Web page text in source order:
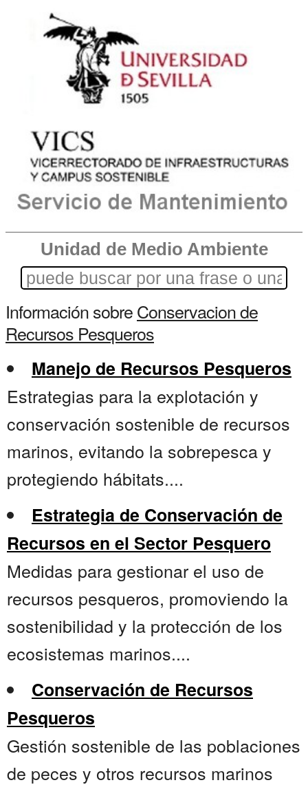
Unidad de Medio Ambiente
Información sobreConservacion de
Recursos Pesqueros
Manejo de Recursos Pesqueros
Estrategias para la explotación y
conservación sostenible de recursos
marinos, evitando la sobrepesca y
protegiendo hábitats....
Estrategia de Conservación de
Recursos en el Sector Pesquero
Medidas para gestionar el uso de
recursos pesqueros, promoviendo la
sostenibilidad y la protección de los
ecosistemas marinos....
Conservación de Recursos
Pesqueros
Gestión sostenible de las poblaciones
de peces y otros recursos marinos